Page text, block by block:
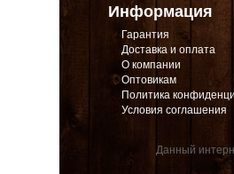
Информация
Гарантия
Доставка и оплата
О компании
Оптовикам
Политика
Условия соглашения
Данный